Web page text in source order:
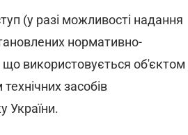
(у разі можливості надання
нормативно-
використовується об'єктом
засобів
України.